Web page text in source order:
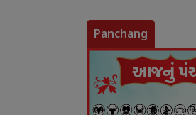
Panchang